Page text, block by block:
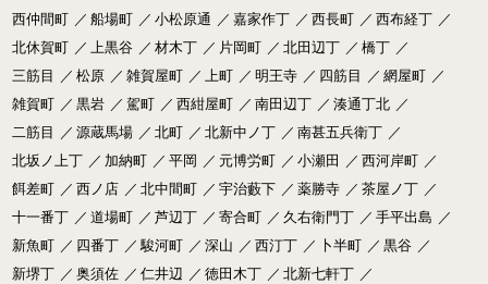
西仲間町 ／ 船場町 ／ 小松原通 ／ 嘉家作丁 ／ 西長町 ／ 西布経丁 ／
北休賀町 ／ 上黒谷 ／ 材木丁 ／ 片岡町 ／ 北田辺丁 ／ 橋丁 ／
三筋目
／ 松原 ／ 雑賀屋町 ／ 上町 ／ 明王寺 ／ 四筋目 ／ 網屋町 ／
雑賀町 ／ 黒岩 ／ 駕町 ／ 西紺屋町 ／ 南田辺丁 ／ 湊通丁北 ／
二筋目
／ 源蔵馬場 ／ 北町 ／ 北新中ノ丁 ／ 南甚五兵衛丁 ／
北坂ノ上丁 ／ 加納町 ／ 平岡 ／ 元博労町 ／ 小瀬田 ／ 西河岸町 ／
餌差町 ／ 西ノ店 ／ 北中間町 ／ 宇治藪下 ／ 薬勝寺 ／ 茶屋ノ丁 ／
十一番丁 ／ 道場町 ／ 芦辺丁 ／ 寄合町 ／ 久右衛門丁 ／ 手平出島 ／
新魚町 ／ 四番丁 ／ 駿河町 ／ 深山 ／ 西汀丁 ／ 卜半町 ／ 黒谷 ／
新堺丁 ／ 奥須佐 ／ 仁井辺 ／ 徳田木丁 ／ 北新七軒丁 ／